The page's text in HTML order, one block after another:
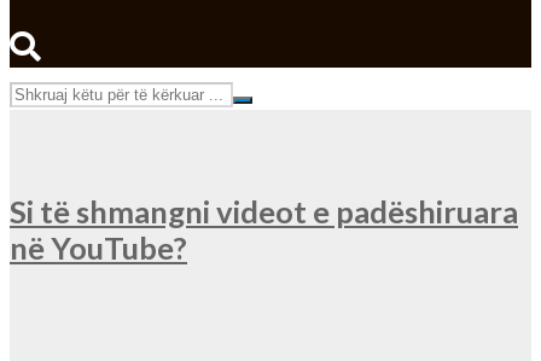
Si të shmangni videot e padëshiruara
në YouTube?